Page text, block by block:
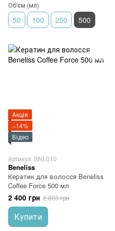
Об'єм (мл)
50 100 250 500
Акція
−14%
Відео
Артикул: BNL010
Beneliss
Кератин для волосся Beneliss
Coffee Force 500 мл
2 400 грн 2 800 грн
Купити